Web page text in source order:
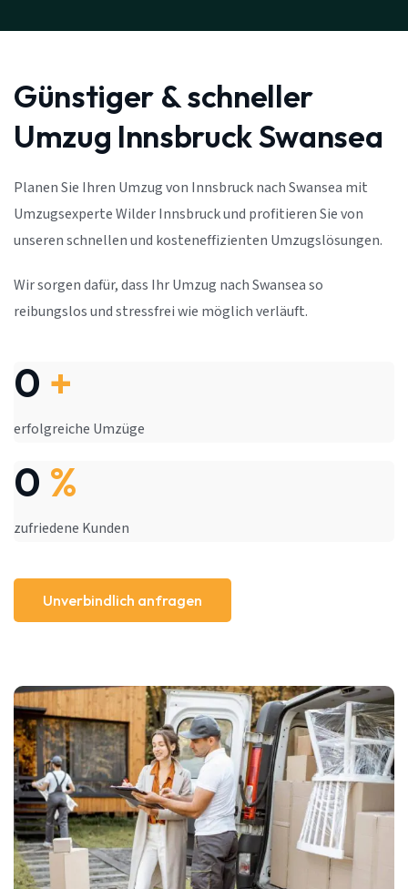
Günstiger & schneller
Umzug Innsbruck Swansea
Planen Sie Ihren Umzug von Innsbruck nach Swansea mit
Umzugsexperte Wilder Innsbruck und profitieren Sie von
unseren schnellen und kosteneffizienten Umzugslösungen.
Wir sorgen dafür, dass Ihr Umzug nach Swansea so
reibungslos und stressfrei wie möglich verläuft.
0 +
erfolgreiche Umzüge
0 %
zufriedene Kunden
Unverbindlich anfragen